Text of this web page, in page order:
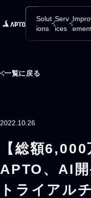
Solut
ions
Serv
ices
一覧に戻る
2022.10.26
【総額
APTO、AI
トライアル